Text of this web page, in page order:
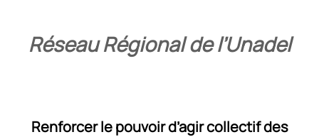
Réseau Régional de l’Unadel
Renforcer le pouvoir d’agir collectif des